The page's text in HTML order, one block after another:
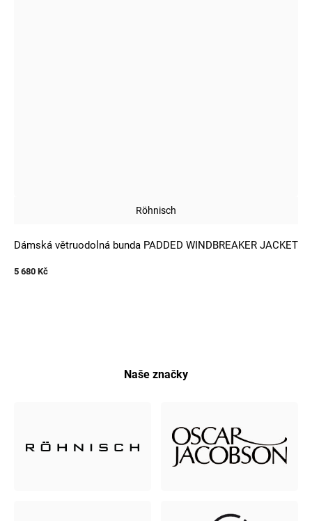
Röhnisch
Dámská větruodolná bunda PADDED WINDBREAKER JACKET
5 680 Kč
Naše značky